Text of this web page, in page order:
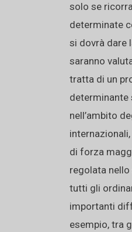
solo se
determinate
si dovrà dare
saranno
tratta di un
nell’ambito
di forza
regolata
tutti gli
importanti
esempio, tra